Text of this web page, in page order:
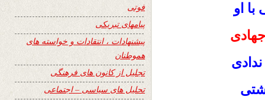
او
جهادی
ندادی
فوتی
پیامهای تبریکی
پیشنهادات ، انتقادات و خواسته های
هموطنان
تجلیل از کانون های فرهنگی
تحلیل های سیاسی – اجتماعی